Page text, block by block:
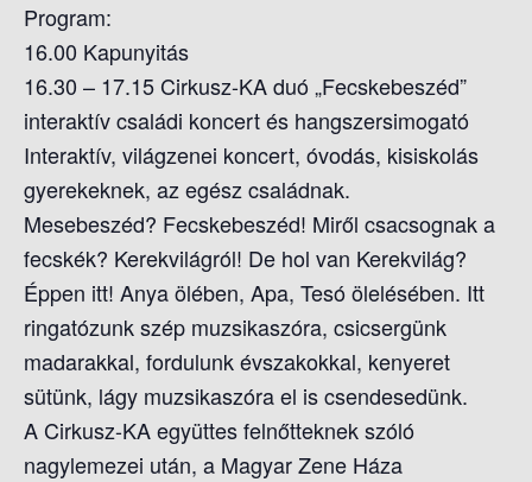
Program:
16.00 Kapunyitás
16.30 – 17.15 Cirkusz-KA duó „Fecskebeszéd”
interaktív családi koncert és hangszersimogató
Interaktív, világzenei koncert, óvodás, kisiskolás
gyerekeknek, az egész családnak.
Mesebeszéd? Fecskebeszéd! Miről csacsognak a
fecskék? Kerekvilágról! De hol van Kerekvilág?
Éppen itt! Anya ölében, Apa, Tesó ölelésében. Itt
ringatózunk szép muzsikaszóra, csicsergünk
madarakkal, fordulunk évszakokkal, kenyeret
sütünk, lágy muzsikaszóra el is csendesedünk.
A Cirkusz-KA együttes felnőtteknek szóló
nagylemezei után, a Magyar Zene Háza